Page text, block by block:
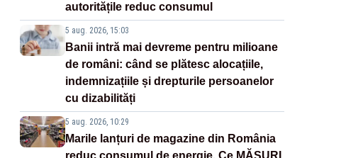
autoritățile reduc consumul
5 aug. 2026, 15:03
Banii intră mai devreme pentru milioane
de români: când se plătesc alocațiile,
indemnizațiile și drepturile persoanelor
cu dizabilități
5 aug. 2026, 10:29
Marile lanțuri de magazine din România